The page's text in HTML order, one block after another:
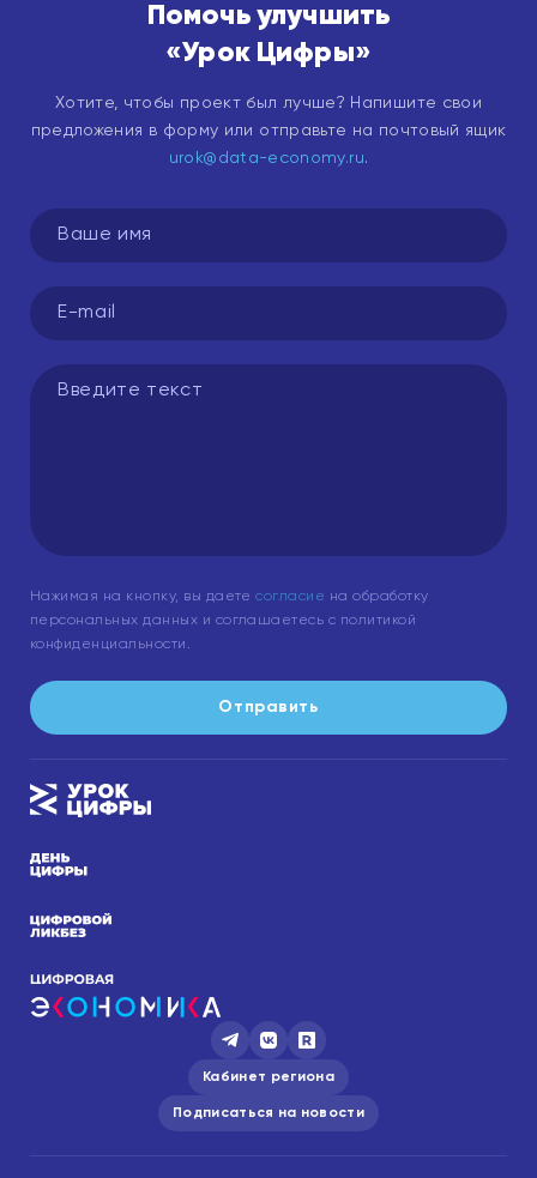
Помочь улучшить
«Урок Цифры»
Хотите, чтобы проект был лучше? Напишите свои
предложения в форму или отправьте на почтовый ящик
urok@data-economy.ru.
Нажимая на кнопку, вы даетесогласие на обработку
персональных данных и соглашаетесь с политикой
конфиденциальности.
Отправить
Кабинет региона
Подписаться на новости